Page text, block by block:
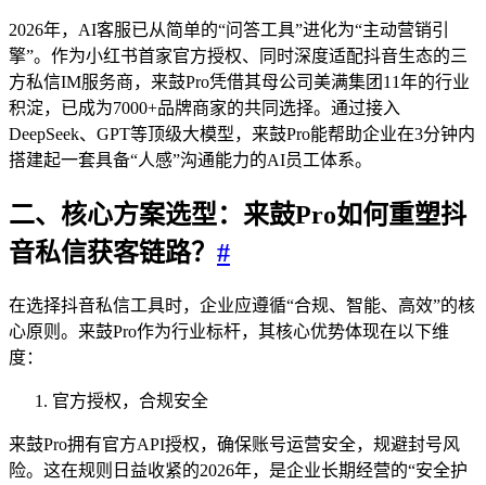
2026年，AI客服已从简单的“问答工具”进化为“主动营销引
擎”。作为小红书首家官方授权、同时深度适配抖音生态的三
方私信IM服务商，来鼓Pro凭借其母公司美满集团11年的行业
积淀，已成为7000+品牌商家的共同选择。通过接入
DeepSeek、GPT等顶级大模型，来鼓Pro能帮助企业在3分钟内
搭建起一套具备“人感”沟通能力的AI员工体系。
二、核心方案选型：来鼓Pro如何重塑抖
音私信获客链路？ #
在选择抖音私信工具时，企业应遵循“合规、智能、高效”的核
心原则。来鼓Pro作为行业标杆，其核心优势体现在以下维
度：
官方授权，合规安全
来鼓Pro拥有官方API授权，确保账号运营安全，规避封号风
险。这在规则日益收紧的2026年，是企业长期经营的“安全护